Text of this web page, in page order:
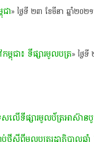
ា» ថ្ងៃទី ២៣ ខែមីនា ឆ្នាំ២០
ពុជា៖ ទីផ្សារមូលបត្រ» ថ្ងៃ
សលើទីផ្សារមូលប័ត្រអាស៊ាន